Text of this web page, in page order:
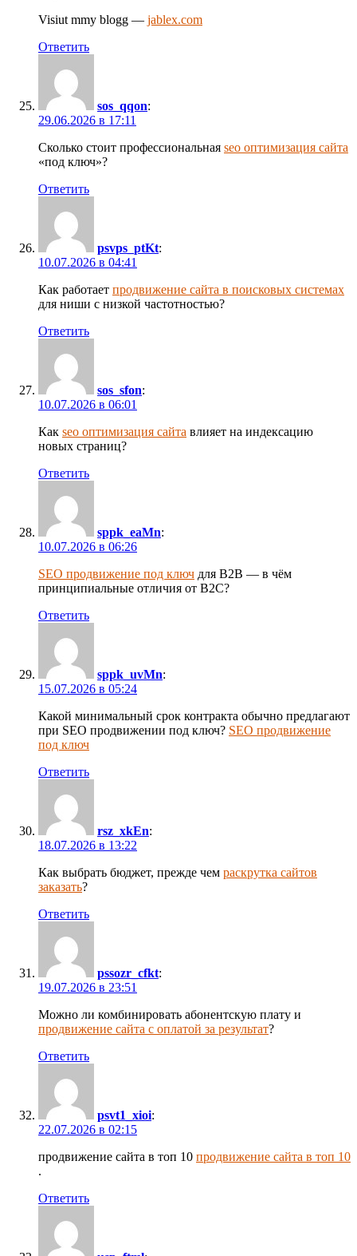
Visiut mmy blogg — jablex.com
Ответить
sos_qqon:
29.06.2026 в 17:11
Сколько стоит профессиональная seo оптимизация сайта
«под ключ»?
Ответить
psvps_ptKt:
10.07.2026 в 04:41
Как работает продвижение сайта в поисковых системах
для ниши с низкой частотностью?
Ответить
sos_sfon:
10.07.2026 в 06:01
Как seo оптимизация сайта влияет на индексацию
новых страниц?
Ответить
sppk_eaMn:
10.07.2026 в 06:26
SEO продвижение под ключ для B2B — в чём
принципиальные отличия от B2C?
Ответить
sppk_uvMn:
15.07.2026 в 05:24
Какой минимальный срок контракта обычно предлагают
при SEO продвижении под ключ? SEO продвижение
под ключ
Ответить
rsz_xkEn:
18.07.2026 в 13:22
Как выбрать бюджет, прежде чем раскрутка сайтов
заказать?
Ответить
pssozr_cfkt:
19.07.2026 в 23:51
Можно ли комбинировать абонентскую плату и
продвижение сайта с оплатой за результат?
Ответить
psvt1_xioi:
22.07.2026 в 02:15
продвижение сайта в топ 10 продвижение сайта в топ 10
.
Ответить